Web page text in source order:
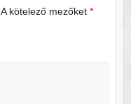
A kötelező mezőket *